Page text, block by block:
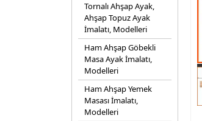
Tornalı Ahşap Ayak,
Ahşap Topuz Ayak
İmalatı, Modelleri
Ham Ahşap Göbekli
Masa Ayak İmalatı,
Modelleri
Ham Ahşap Yemek
Masası İmalatı,
Modelleri